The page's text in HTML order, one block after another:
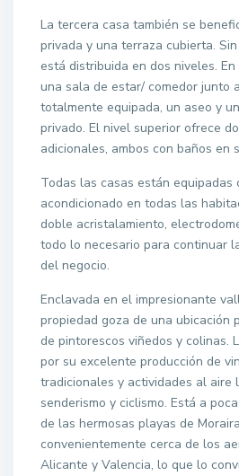
La tercera casa también se
privada y una terraza cubierta.
está distribuida en dos niveles.
una sala de estar/ comedor junto
totalmente equipada, un aseo y
privado. El nivel superior ofrece
adicionales, ambos con baños en
Todas las casas están equipadas
acondicionado en todas las
doble acristalamiento,
todo lo necesario para continuar
del negocio.
Enclavada en el impresionante
propiedad goza de una ubicación
de pintorescos viñedos y colinas.
por su excelente producción de
tradicionales y actividades al aire
senderismo y ciclismo. Está a
de las hermosas playas de
convenientemente cerca de los
Alicante y Valencia, lo que lo